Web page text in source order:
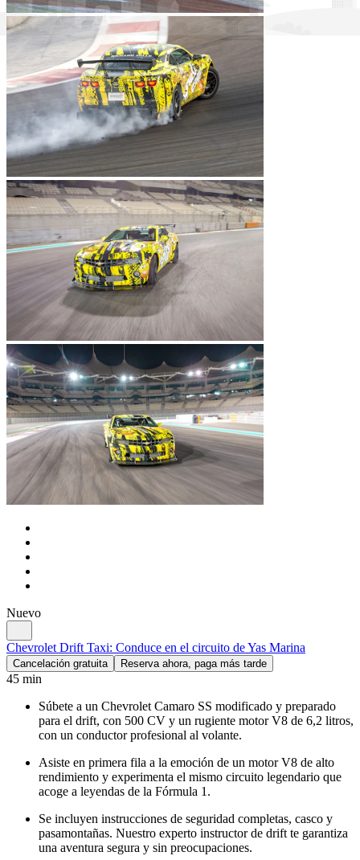
Nuevo
Chevrolet Drift Taxi: Conduce en el circuito de Yas Marina
Cancelación gratuita Reserva ahora, paga más tarde
45 min
Súbete a un Chevrolet Camaro SS modificado y preparado
para el drift, con 500 CV y un rugiente motor V8 de 6,2 litros,
con un conductor profesional al volante.
Asiste en primera fila a la emoción de un motor V8 de alto
rendimiento y experimenta el mismo circuito legendario que
acoge a leyendas de la Fórmula 1.
Se incluyen instrucciones de seguridad completas, casco y
pasamontañas. Nuestro experto instructor de drift te garantiza
una aventura segura y sin preocupaciones.